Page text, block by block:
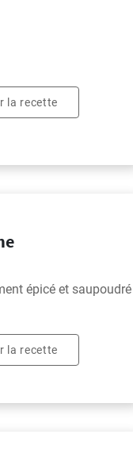
la recette
épicé et saupoudré
la recette